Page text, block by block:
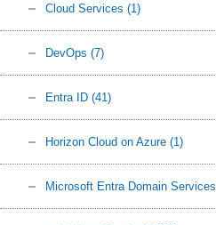
Cloud Services (1)
DevOps (7)
Entra ID (41)
Horizon Cloud on Azure (1)
Microsoft Entra Domain Services